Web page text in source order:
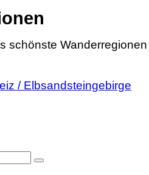
schönste Wanderregionen
/ Elbsandsteingebirge